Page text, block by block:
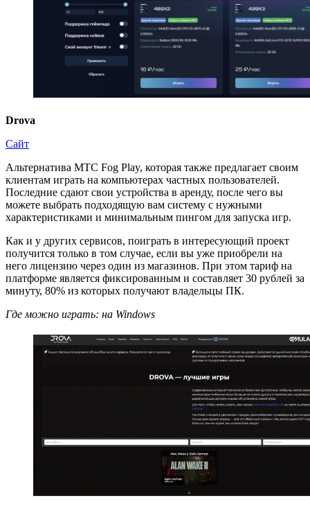
Drova
Сайт
Альтернатива МТС Fog Play, которая также предлагает своим
клиентам играть на компьютерах частных пользователей.
Последние сдают свои устройства в аренду, после чего вы
можете выбрать подходящую вам систему с нужными
характеристиками и минимальным пингом для запуска игр.
Как и у других сервисов, поиграть в интересующий проект
получится только в том случае, если вы уже приобрели на
него лицензию через один из магазинов. При этом тариф на
платформе является фиксированным и составляет 30 рублей за
минуту, 80% из которых получают владельцы ПК.
Где можно играть: на Windows